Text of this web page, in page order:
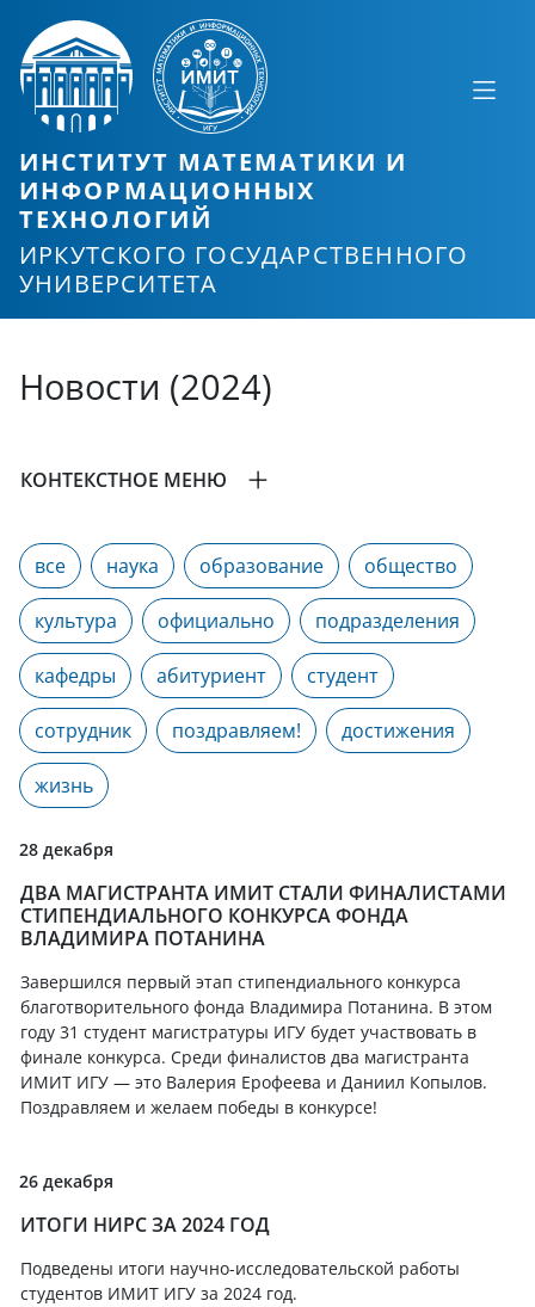
ИНСТИТУТ МАТЕМАТИКИ И
ИНФОРМАЦИОННЫХ
ТЕХНОЛОГИЙ
ИРКУТСКОГО ГОСУДАРСТВЕННОГО
УНИВЕРСИТЕТА
Новости (2024)
КОНТЕКСТНОЕ МЕНЮ
все наука образование общество
культура официально подразделения
кафедры абитуриент студент
сотрудник поздравляем! достижения
жизнь
28 декабря
ДВА МАГИСТРАНТА ИМИТ СТАЛИ ФИНАЛИСТАМИ
СТИПЕНДИАЛЬНОГО КОНКУРСА ФОНДА
ВЛАДИМИРА ПОТАНИНА
Завершился первый этап стипендиального конкурса
благотворительного фонда Владимира Потанина. В этом
году 31 студент магистратуры ИГУ будет участвовать в
финале конкурса. Среди финалистов два магистранта
ИМИТ ИГУ — это Валерия Ерофеева и Даниил Копылов.
Поздравляем и желаем победы в конкурсе!
26 декабря
ИТОГИ НИРС ЗА 2024 ГОД
Подведены итоги научно-исследовательской работы
студентов ИМИТ ИГУ за 2024 год.